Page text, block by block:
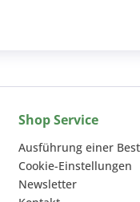
Shop Service
Ausführung einer
Cookie-Einstellungen
Newsletter